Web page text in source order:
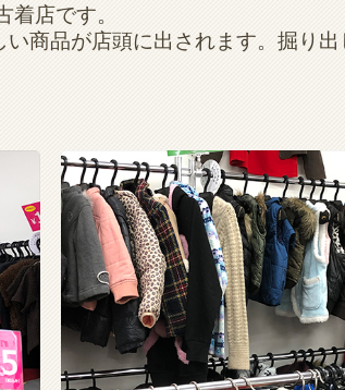
店です。
商品が店頭に出されます。掘り